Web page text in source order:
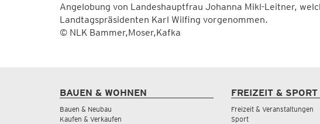
Angelobung von Landeshauptfrau Johanna Mikl-Leitner,
Landtagspräsidenten Karl Wilfing vorgenommen.
© NLK Bammer,Moser,Kafka
BAUEN & WOHNEN
Bauen & Neubau
Kaufen & Verkaufen
FREIZEIT & SPORT
Freizeit & Veranstaltungen
Sport